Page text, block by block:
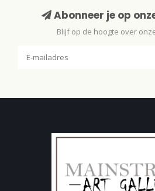
Abonneer je op
Blijf op de hoogte over